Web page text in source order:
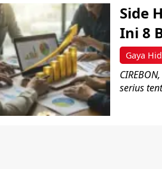
Gaya
Side
Ini 8
serius